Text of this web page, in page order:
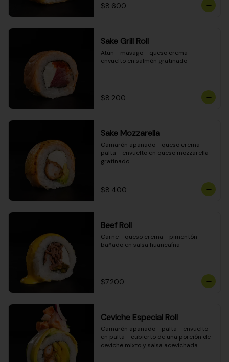
$8.600
Sake Grill Roll
Atún - masago - queso crema -
envuelto en salmón gratinado
$8.200
Sake Mozzarella
Camarón apanado - queso crema -
palta - envuelto en queso mozzarella
gratinado
$8.400
Beef Roll
Carne - queso crema - pimentón -
bañado en salsa huancaína
$7.200
Ceviche Especial Roll
Camarón apanado - palta - envuelto
en palta - cubierto de una porción de
ceviche mixto y salsa acevichada